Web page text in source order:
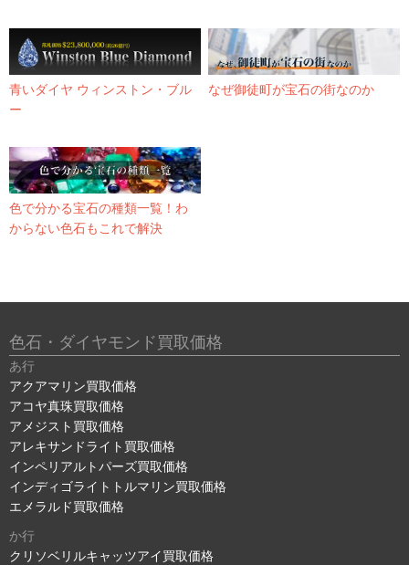
青いダイヤ ウィンストン・ブル
ー
なぜ御徒町が宝石の街なのか
色で分かる宝石の種類一覧！わ
からない色石もこれで解決
色石・ダイヤモンド買取価格
あ行
アクアマリン買取価格
アコヤ真珠買取価格
アメジスト買取価格
アレキサンドライト買取価格
インペリアルトパーズ買取価格
インディゴライトトルマリン買取価格
エメラルド買取価格
か行
クリソベリルキャッツアイ買取価格